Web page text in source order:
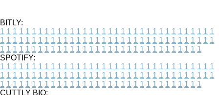
BITLY:
1 1 1 1 1 1 1 1 1 1 1 1 1 1 1 1 1 1 1 1 1 1 1 1 1 1 1 1 1 1 1 1 1 1
1 1 1 1 1 1 1 1 1 1 1 1 1 1 1 1 1 1 1 1 1 1 1 1 1 1 1 1 1 1 1 1 1 1
1 1 1 1 1 1 1 1 1 1 1 1 1 1 1 1 1 1 1 1 1 1 1 1 1 1 1 1 1 1 1 1
SPOTIFY:
1 1 1 1 1 1 1 1 1 1 1 1 1 1 1 1 1 1 1 1 1 1 1 1 1 1 1 1 1 1 1 1 1 1
1 1 1 1 1 1 1 1 1 1 1 1 1 1 1 1 1 1 1 1 1 1 1 1 1 1 1 1 1 1 1 1 1 1
1 1 1 1 1 1 1 1 1 1 1 1 1 1 1 1 1 1 1 1 1 1 1 1 1 1 1 1 1 1 1 1
CUTTLY BIO: